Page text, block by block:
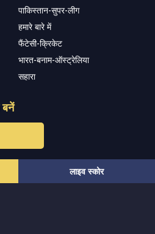
लाइव स्कोर
पाकिस्तान-सुपर-लीग
हमारे बारे में
फैंटेसी-क्रिकेट
भारत-बनाम-ऑस्ट्रेलिया
सहारा
बनें
अपडेट प्राप्त करेंs